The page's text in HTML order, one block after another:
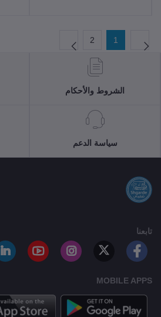
1
2
الشروط والأحكام
سياسة الدعم
تابعنا
MOBILE APPS